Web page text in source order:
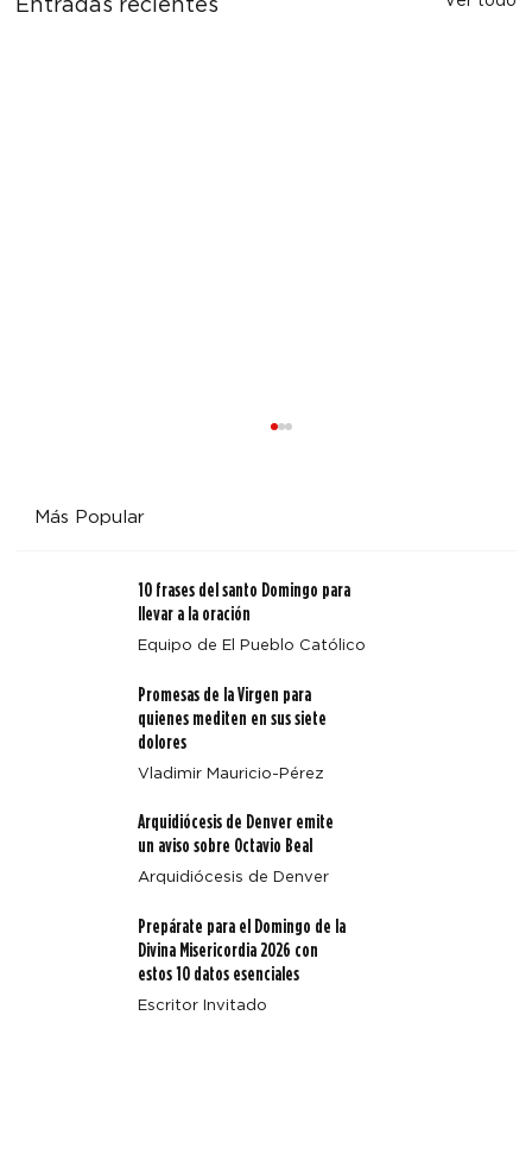
Santidad en Estados Unidos: 5 testigos católicos que
sirvieron a los vulnerables con valentía
Más Popular
10 frases del santo Domingo para
llevar a la oración
Equipo de El Pueblo Católico
Promesas de la Virgen para
quienes mediten en sus siete
dolores
Vladimir Mauricio-Pérez
Arquidiócesis de Denver emite
un aviso sobre Octavio Beal
Arquidiócesis de Denver
Prepárate para el Domingo de la
Divina Misericordia 2026 con
estos 10 datos esenciales
Escritor Invitado